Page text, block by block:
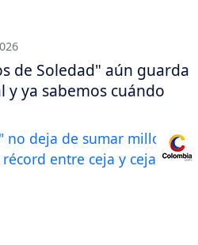
de Soledad" aún guarda
y ya sabemos cuándo